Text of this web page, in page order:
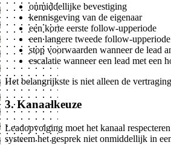
onmiddellijke bevestiging
kennisgeving van de eigenaar
een korte eerste follow-upperiode
een langere tweede follow-upperiode
stop voorwaarden wanneer de lead
escalatie wanneer een lead met een
Het belangrijkste is niet alleen de
3. Kanaalkeuze
Leadopvolging moet het kanaal
systeem het gesprek niet onmiddellijk in